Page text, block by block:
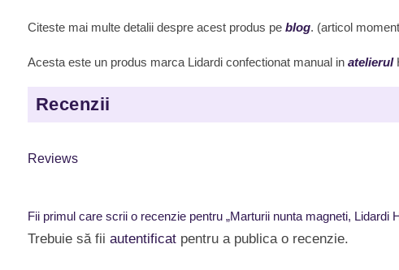
Citeste mai multe detalii despre acest produs pe blog. (articol
Acesta este un produs marca Lidardi confectionat manual in atelierul
Recenzii
Reviews
Fii primul care scrii o recenzie pentru „Marturii nunta magneti, Lidardi
Trebuie să fii autentificatpentru a publica o recenzie.